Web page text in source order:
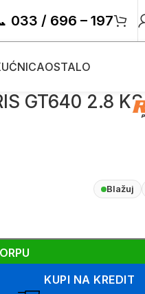
033 / 696 – 197
OSTALO
GT640 2.8 KS
Blažuj
KUPI NA KREDIT